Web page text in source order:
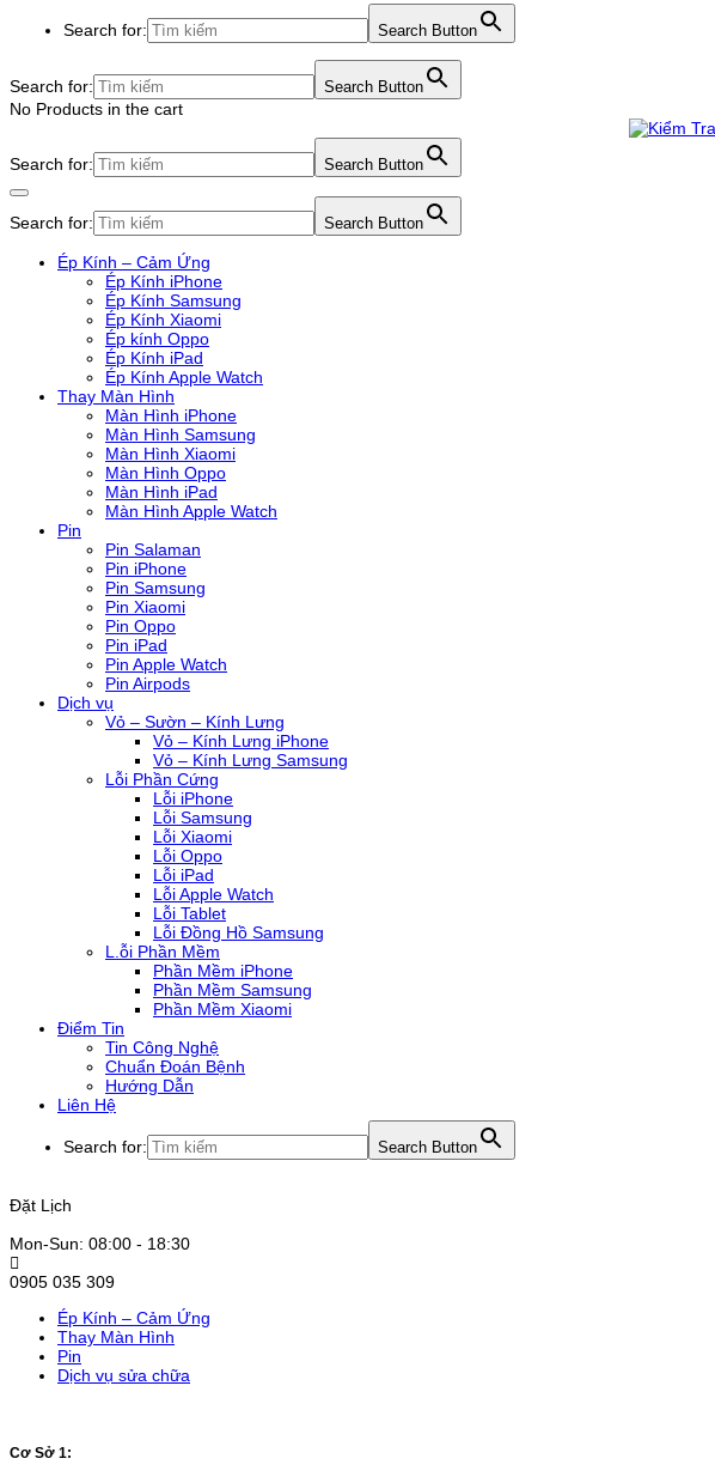
Search for: Search Button
Search for: Search Button
No Products in the cart
Search for: Search Button
Search for: Search Button
Ép Kính – Cảm Ứng
Ép Kính iPhone
Ép Kính Samsung
Ép Kính Xiaomi
Ép kính Oppo
Ép Kính iPad
Ép Kính Apple Watch
Thay Màn Hình
Màn Hình iPhone
Màn Hình Samsung
Màn Hình Xiaomi
Màn Hình Oppo
Màn Hình iPad
Màn Hình Apple Watch
Pin
Pin Salaman
Pin iPhone
Pin Samsung
Pin Xiaomi
Pin Oppo
Pin iPad
Pin Apple Watch
Pin Airpods
Dịch vụ
Vỏ – Sườn – Kính Lưng
Vỏ – Kính Lưng iPhone
Vỏ – Kính Lưng Samsung
Lỗi Phần Cứng
Lỗi iPhone
Lỗi Samsung
Lỗi Xiaomi
Lỗi Oppo
Lỗi iPad
Lỗi Apple Watch
Lỗi Tablet
Lỗi Đồng Hồ Samsung
L.ỗi Phần Mềm
Phần Mềm iPhone
Phần Mềm Samsung
Phần Mềm Xiaomi
Điểm Tin
Tin Công Nghệ
Chuẩn Đoán Bệnh
Hướng Dẫn
Liên Hệ
Search for: Search Button
Đặt Lịch
Mon-Sun: 08:00 - 18:30
0905 035 309
Ép Kính – Cảm Ứng
Thay Màn Hình
Pin
Dịch vụ sửa chữa
Cơ Sở 1: